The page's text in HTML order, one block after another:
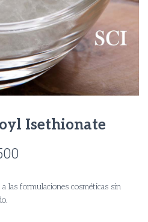
Isethionate
las formulaciones cosméticas sin